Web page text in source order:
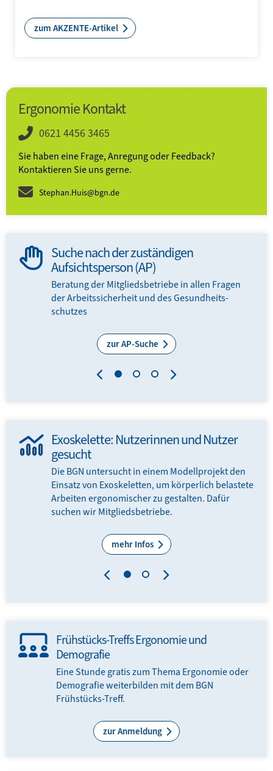
zum AKZENTE-Artikel
Ergonomie Kontakt
0621 4456 3465
Sie haben eine Frage, Anregung oder Feedback?
Kontaktieren Sie uns gerne.
Stephan.Huis@bgn.de
Suche nach der zuständigen
Aufsichtsperson (AP)
Beratung der Mitglieds­­betriebe in allen Fragen
der Arbeits­sicherheit und des Gesundheits­
schutzes
zur AP-Suche
Exoskelette: Nutzerinnen und Nutzer
gesucht
Die BGN untersucht in einem Modellprojekt den
Einsatz von Exoskeletten, um körperlich belastete
Arbeiten ergonomischer zu gestalten. Dafür
suchen wir Mitgliedsbetriebe.
mehr Infos
Frühstücks-Treffs Ergonomie und
Demografie
Eine Stunde gratis zum Thema Ergonomie oder
Demografie weiterbilden mit dem BGN
Frühstücks-Treff.
zur Anmeldung